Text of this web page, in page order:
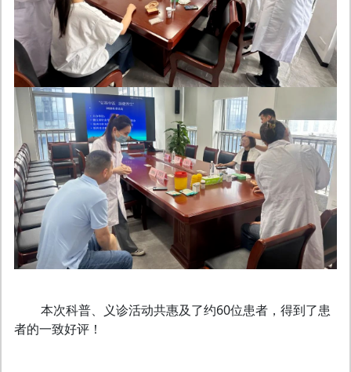
本次科普、义诊活动共惠及了约60位患者，得到了患
者的一致好评！